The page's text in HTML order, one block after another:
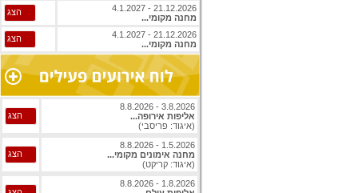
21.12.2026 - 4.1.2027
מחנה מקומי...
הצג
21.12.2026 - 4.1.2027
מחנה מקומי...
הצג
3.8.2026 - 8.8.2026
אליפות אירופה...
(איגוד: פריסבי)
הצג
1.5.2026 - 8.8.2026
מחנה אימונים מקומי...
(איגוד: קריקט)
הצג
1.8.2026 - 8.8.2026